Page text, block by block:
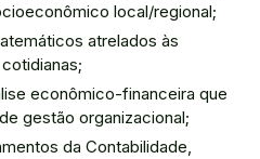
local/regional;
atrelados às
econômico-financeira que
gestão organizacional;
da Contabilidade,